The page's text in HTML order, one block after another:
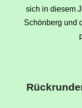
sich in diesem
Schönberg und